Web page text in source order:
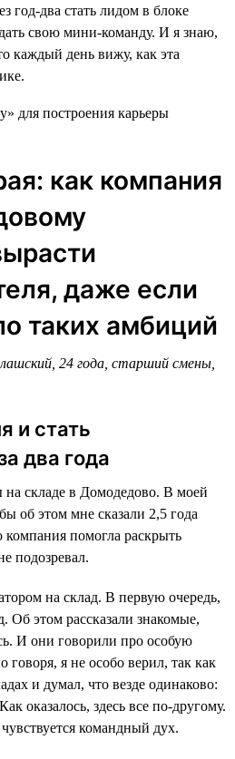
год-два стать лидом в блоке
свою мини-команду. И я знаю,
каждый день вижу, как эта
как компания
даже если
таких амбиций
24 года, старший смены,
и стать
два года
складе в Домодедово. В моей
об этом мне сказали 2,5 года
помогла раскрыть
подозревал.
на склад. В первую очередь,
Об этом рассказали знакомые,
И они говорили про особую
говоря, я не особо верил, так как
и думал, что везде одинаково:
оказалось, здесь все по-другому.
командный дух.